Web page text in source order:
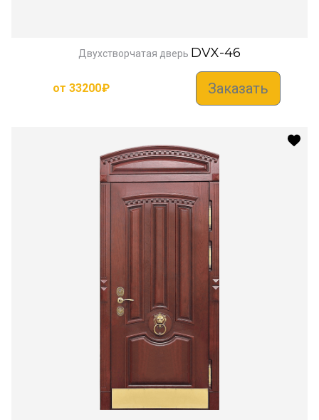
Двухстворчатая дверь DVX-46
от 33200₽ Заказать